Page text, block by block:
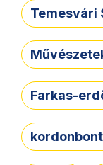
Temesvári
Farkas-